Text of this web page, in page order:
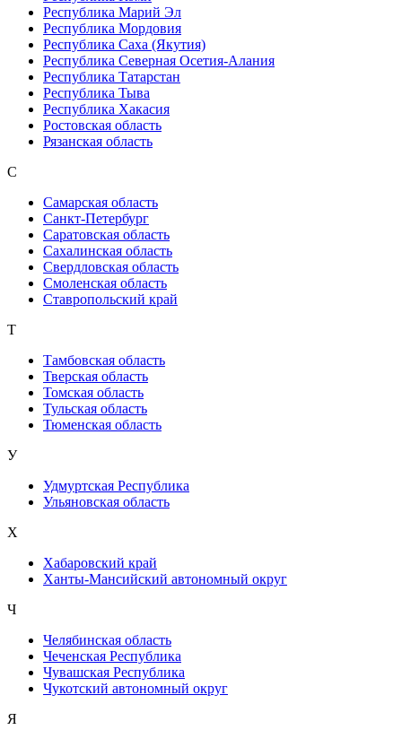
Республика Марий Эл
Республика Мордовия
Республика Саха (Якутия)
Республика Северная Осетия-Алания
Республика Татарстан
Республика Тыва
Республика Хакасия
Ростовская область
Рязанская область
С
Самарская область
Санкт-Петербург
Саратовская область
Сахалинская область
Свердловская область
Смоленская область
Ставропольский край
Т
Тамбовская область
Тверская область
Томская область
Тульская область
Тюменская область
У
Удмуртская Республика
Ульяновская область
Х
Хабаровский край
Ханты-Мансийский автономный округ
Ч
Челябинская область
Чеченская Республика
Чувашская Республика
Чукотский автономный округ
Я